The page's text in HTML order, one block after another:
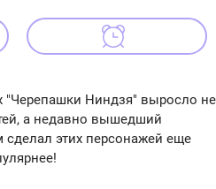
"Черепашки Ниндзя" выросло не
а недавно вышедший
этих персонажей еще